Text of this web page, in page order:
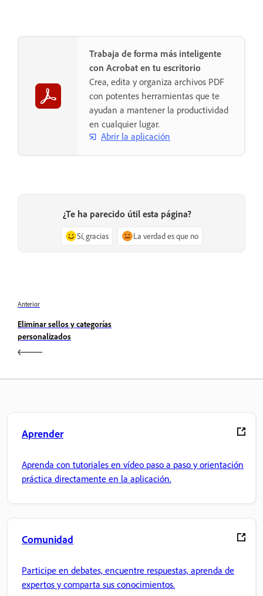
Trabaja de forma más inteligente
con Acrobat en tu escritorio
Crea, edita y organiza archivos PDF
con potentes herramientas que te
ayudan a mantener la productividad
en cualquier lugar.
Abrir la aplicación
¿Te ha parecido útil esta página?
Sí, gracias La verdad es que no
Anterior
Eliminar sellos y categorías
personalizados
Aprender
Aprenda con tutoriales en vídeo paso a paso y orientación
práctica directamente en la aplicación.
Comunidad
Participe en debates, encuentre respuestas, aprenda de
expertos y comparta sus conocimientos.